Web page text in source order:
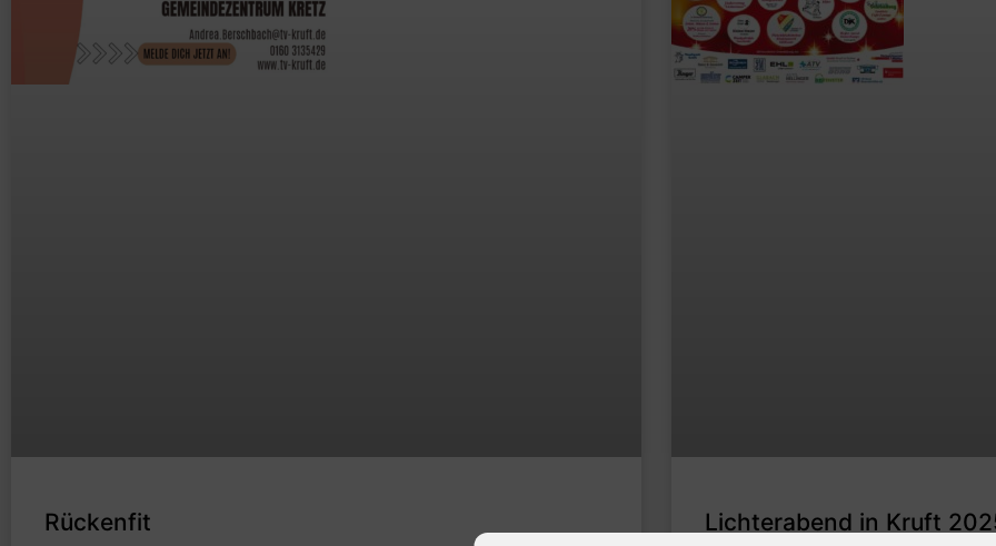
Rückenfit Lichterabend in Kruft